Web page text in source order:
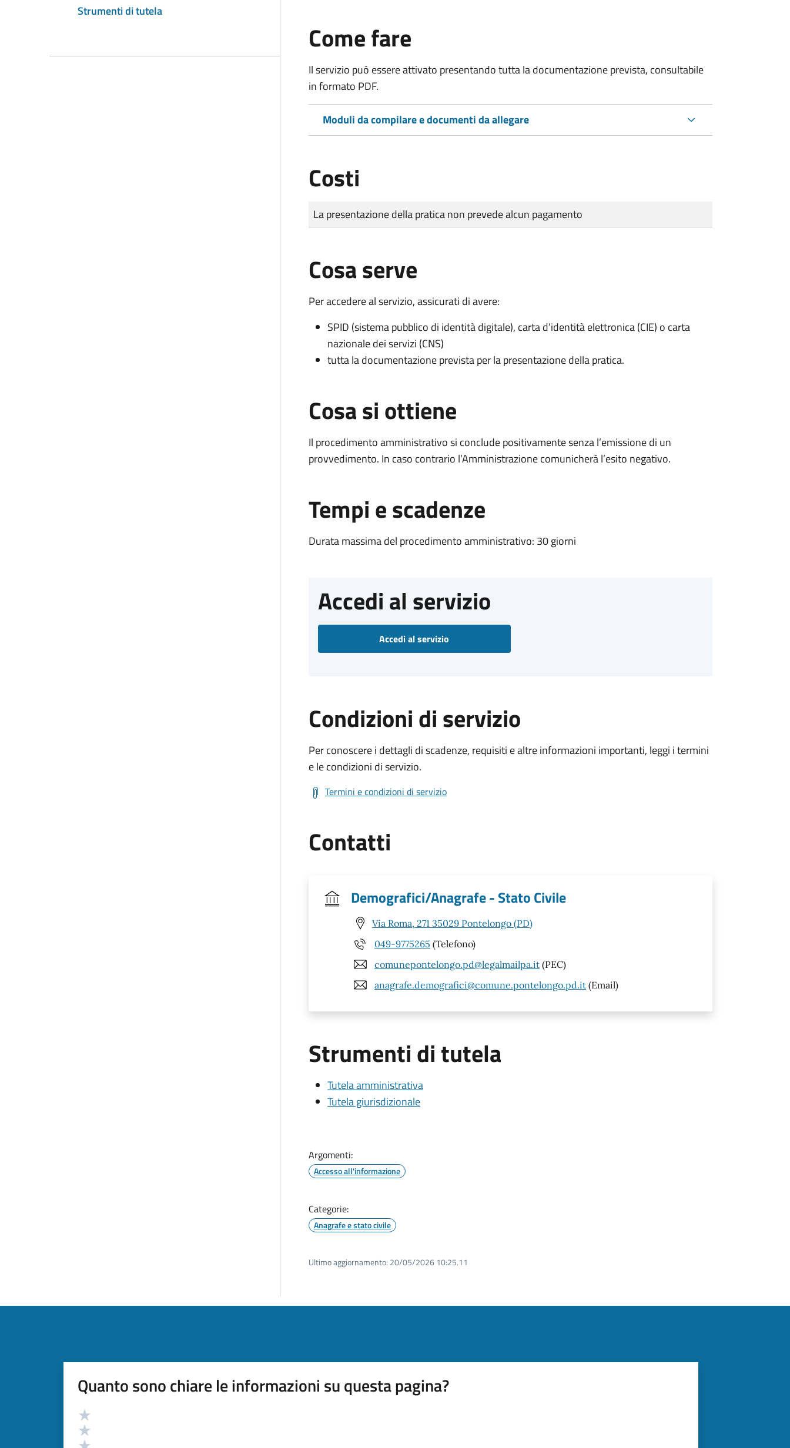
Strumenti di tutela
Come fare
Il servizio può essere attivato presentando tutta la documentazione prevista, consultabile
in formato PDF.
Moduli da compilare e documenti da allegare
Costi
Tipo di pagamento
Importo
La presentazione della pratica non prevede alcun pagamento
Cosa serve
Per accedere al servizio, assicurati di avere:
SPID (sistema pubblico di identità digitale), carta d’identità elettronica (CIE) o carta
nazionale dei servizi (CNS)
tutta la documentazione prevista per la presentazione della pratica.
Cosa si ottiene
Il procedimento amministrativo si conclude positivamente senza l’emissione di un
provvedimento. In caso contrario l’Amministrazione comunicherà l’esito negativo.
Tempi e scadenze
Durata massima del procedimento amministrativo: 30 giorni
Accedi al servizio
Accedi al servizio
Condizioni di servizio
Per conoscere i dettagli di scadenze, requisiti e altre informazioni importanti, leggi i termini
e le condizioni di servizio.
Termini e condizioni di servizio
Contatti
Demografici/Anagrafe - Stato Civile
Via Roma, 271 35029 Pontelongo (PD)
049-9775265 (Telefono)
comunepontelongo.pd@legalmailpa.it (PEC)
anagrafe.demografici@comune.pontelongo.pd.it (Email)
Strumenti di tutela
Tutela amministrativa
Tutela giurisdizionale
Argomenti:
Accesso all'informazione
Categorie:
Anagrafe e stato civile
Ultimo aggiornamento: 20/05/2026 10:25.11
Quanto sono chiare le informazioni su questa pagina?
Valutazione